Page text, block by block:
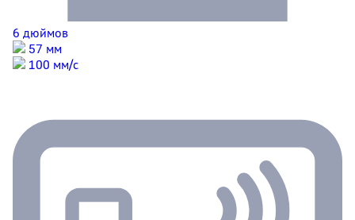
6 дюймов
57 мм
100 мм/с